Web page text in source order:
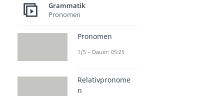
Grammatik
Pronomen
Pronomen
1/5 – Dauer: 05:25
Relativpronome
n